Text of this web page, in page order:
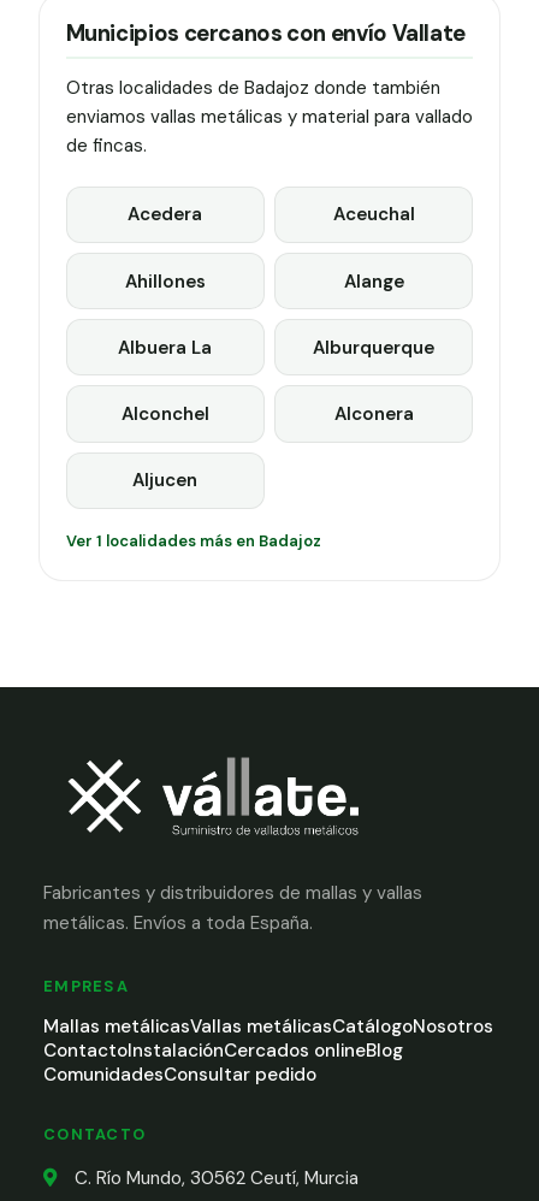
Municipios cercanos con envío Vallate
Otras localidades de Badajoz donde también
enviamos vallas metálicas y material para vallado
de fincas.
Acedera Aceuchal
Ahillones Alange
Albuera La Alburquerque
Alconchel Alconera
Aljucen
Ver 1 localidades más en Badajoz
Fabricantes y distribuidores de mallas y vallas
metálicas. Envíos a toda España.
EMPRESA
Mallas metálicasVallas metálicasCatálogoNosotros
ContactoInstalaciónCercados onlineBlog
ComunidadesConsultar pedido
CONTACTO
C. Río Mundo, 30562 Ceutí, Murcia